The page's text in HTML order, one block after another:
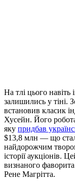
На тлі цього навіть
залишились у тіні.
встановив класик
Хусейн. Його
яку придбав
$13,8 млн — що
найдорожчим
історії аукціонів.
визнаного фаворита
Рене Магрітта.